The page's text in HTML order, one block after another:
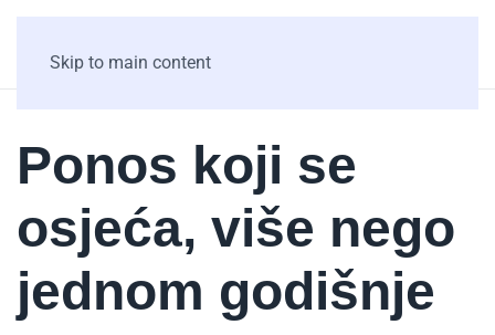
Skip to main content
Ponos koji se
osjeća, više nego
jednom godišnje